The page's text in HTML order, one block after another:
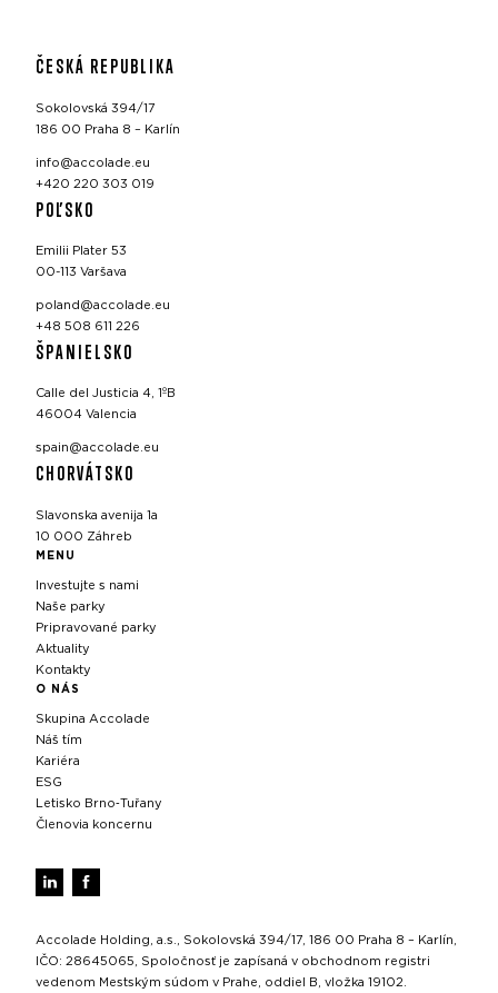
ČESKÁ REPUBLIKA
Sokolovská 394/17
186 00 Praha 8 – Karlín
info@accolade.eu
+420 220 303 019
POĽSKO
Emilii Plater 53
00-113 Varšava
poland@accolade.eu
+48 508 611 226
ŠPANIELSKO
Calle del Justicia 4, 1ºB
46004 Valencia
spain@accolade.eu
CHORVÁTSKO
Slavonska avenija 1a
10 000 Záhreb
MENU
Investujte s nami
Naše parky
Pripravované parky
Aktuality
Kontakty
O NÁS
Skupina Accolade
Náš tím
Kariéra
ESG
Letisko Brno‑Tuřany
Členovia koncernu
Accolade Holding, a.s., Sokolovská 394/17, 186 00 Praha 8 – Karlín,
IČO: 28645065, Spoločnosť je zapísaná v obchodnom registri
vedenom Mestským súdom v Prahe, oddiel B, vložka 19102.